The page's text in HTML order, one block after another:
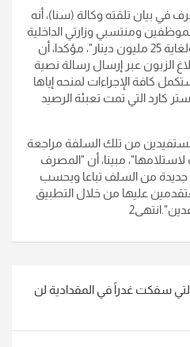
في بيان تلقته وكالة (سنا)، أنه
ومنتسبي وزارتي الداخلية
والدفاع التي تبدأ من 5 مليون ولغاية 25 مليون دينار"، مؤكدا، أن
الزبون عبر إرسال رسالة نصية
كافة الإجراءات لمنحه إياها
كارد التي تمت تعبئة الرصيد
من تلك السلفة مراجعة
مبينا، أن "المصرف
من السلف تباعا وبحسب
عليها من خلال التطبيق
التي سفكت غدراً في المقدادية لن